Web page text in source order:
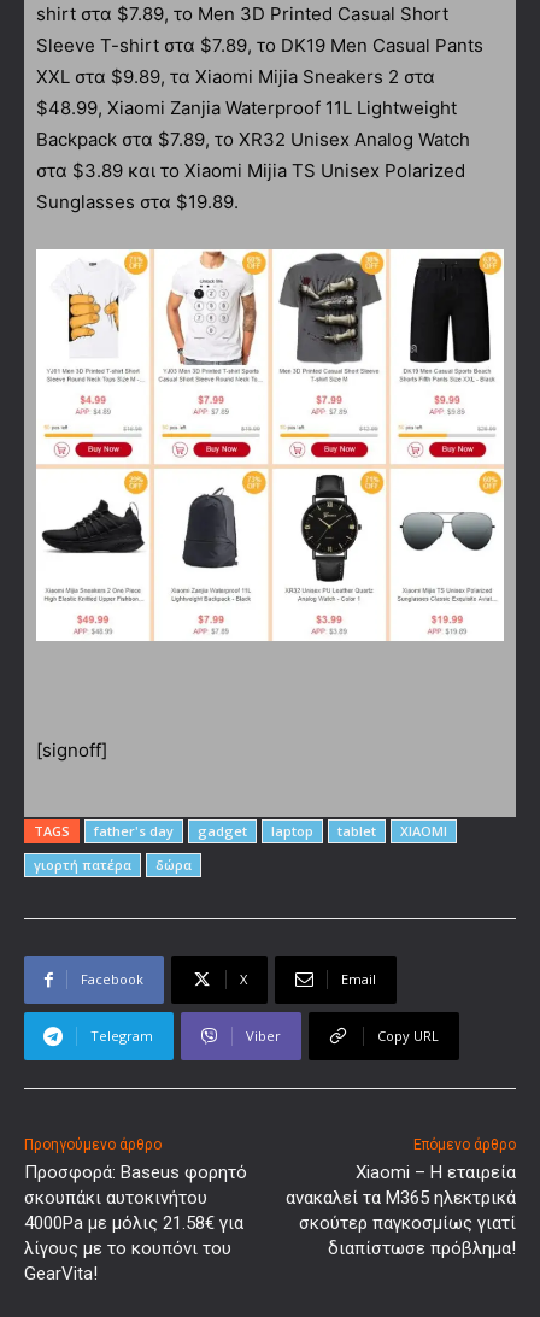
shirt στα $7.89, το Men 3D Printed Casual Short
Sleeve T-shirt στα $7.89, το DK19 Men Casual Pants
XXL στα $9.89, τα Xiaomi Mijia Sneakers 2 στα
$48.99, Xiaomi Zanjia Waterproof 11L Lightweight
Backpack στα $7.89, το XR32 Unisex Analog Watch
στα $3.89 και το Xiaomi Mijia TS Unisex Polarized
Sunglasses στα $19.89.
[signoff]
TAGS father's day gadget laptop tablet
XIAOMI
γιορτή πατέρα
δώρα
Facebook X Email
Telegram Viber Copy URL
Προηγούμενο άρθρο
Προσφορά: Baseus φορητό
σκουπάκι αυτοκινήτου
4000Pa με μόλις 21.58€ για
λίγους με το κουπόνι του
GearVita!
Επόμενο άρθρο
Xiaomi – Η εταιρεία
ανακαλεί τα M365 ηλεκτρικά
σκούτερ παγκοσμίως γιατί
διαπίστωσε πρόβλημα!